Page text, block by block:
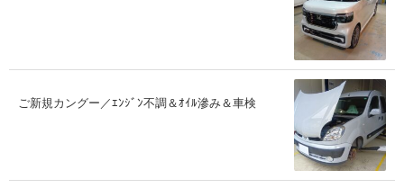
ご新規カングー／ｴﾝｼﾞﾝ不調＆ｵｲﾙ滲み＆車検